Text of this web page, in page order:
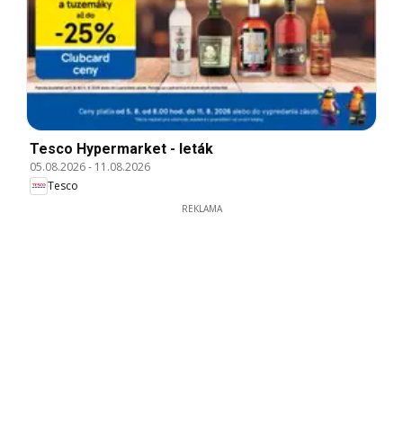
Tesco Hypermarket - leták
05.08.2026- 11.08.2026
Tesco
REKLAMA